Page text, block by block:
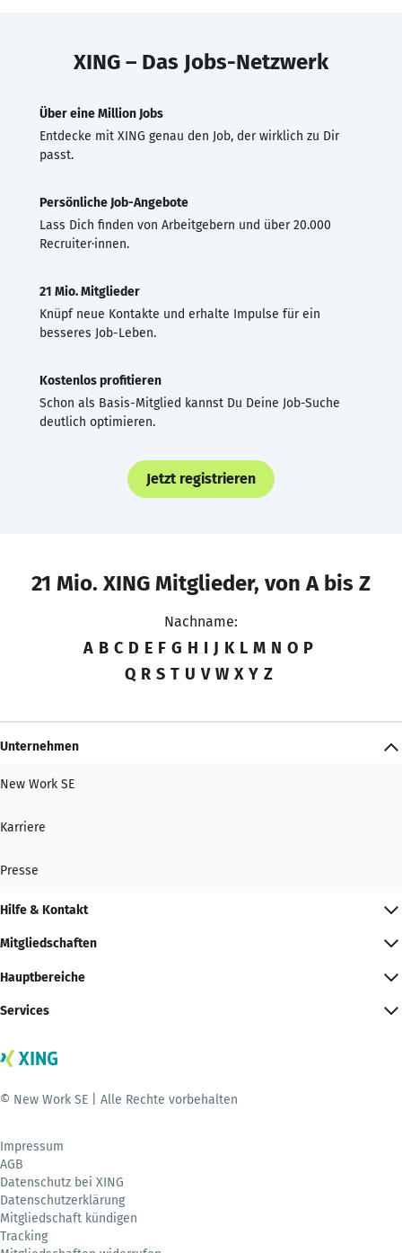
XING – Das Jobs-Netzwerk
Über eine Million Jobs
Entdecke mit XING genau den Job, der wirklich zu Dir
passt.
Persönliche Job-Angebote
Lass Dich finden von Arbeitgebern und über 20.000
Recruiter·innen.
21 Mio. Mitglieder
Knüpf neue Kontakte und erhalte Impulse für ein
besseres Job-Leben.
Kostenlos profitieren
Schon als Basis-Mitglied kannst Du Deine Job-Suche
deutlich optimieren.
Jetzt registrieren
21 Mio. XING Mitglieder, von A bis Z
Nachname:
A B C D E F G H I J K L M N O P
Q R S T U V W X Y Z
Unternehmen
New Work SE
Karriere
Presse
Hilfe & Kontakt
Mitgliedschaften
Hauptbereiche
Services
© New Work SE | Alle Rechte vorbehalten
Impressum
AGB
Datenschutz bei XING
Datenschutzerklärung
Mitgliedschaft kündigen
Tracking